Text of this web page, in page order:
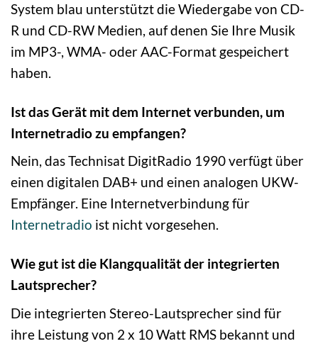
System blau unterstützt die Wiedergabe von CD-
R und CD-RW Medien, auf denen Sie Ihre Musik
im MP3-, WMA- oder AAC-Format gespeichert
haben.
Ist das Gerät mit dem Internet verbunden, um
Internetradio zu empfangen?
Nein, das Technisat DigitRadio 1990 verfügt über
einen digitalen DAB+ und einen analogen UKW-
Empfänger. Eine Internetverbindung für
Internetradio ist nicht vorgesehen.
Wie gut ist die Klangqualität der integrierten
Lautsprecher?
Die integrierten Stereo-Lautsprecher sind für
ihre Leistung von 2 x 10 Watt RMS bekannt und